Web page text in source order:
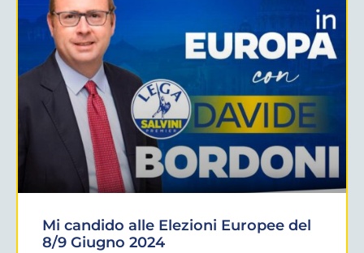
Mi candido alle Elezioni Europee del
8/9 Giugno 2024